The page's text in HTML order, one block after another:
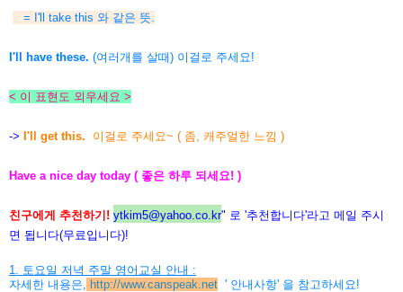
= I'll take this 와 같은 뜻.
I'll have these. (여러개를 살때) 이걸로 주세요!
< 이 표현도 외우세요 >
-> I'll get this. 이걸로 주세요~ ( 좀, 캐주얼한 느낌 )
Have a nice day today ( 좋은 하루 되세요! )
친구에게 추천하기! ytkim5@yahoo.co.kr" 로 '추천합니다'라고 메일 주시
면 됩니다(무료입니다)!
1. 토요일 저녁 주말 영어교실 안내 :
자세한 내용은,
http://www.canspeak.net ' 안내사항' 을 참고하세요!